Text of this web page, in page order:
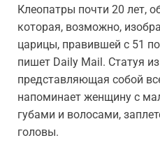
Клеопатры почти 20 лет,
которая, возможно,
царицы, правившей с 51
пишет Daily Mail. Статуя
представляющая собой
напоминает женщину с
губами и волосами,
головы.